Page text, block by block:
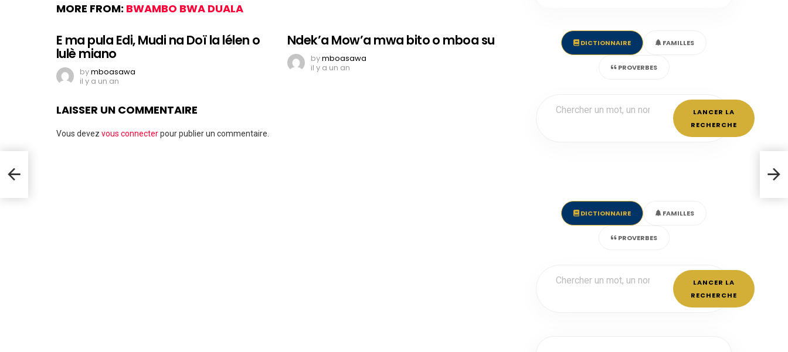
MORE FROM: BWAMBO BWA DUALA
E ma pula Edi, Mudi na Doï la lélen o
lulè miano
bymboasawa
il y a un an
Ndek’a Mow’a mwa bito o mboa su
bymboasawa
il y a un an
LAISSER UN COMMENTAIRE
Vous devez vous connecterpour publier un commentaire.
DICTIONNAIRE FAMILLES
PROVERBES
LANCER LA
RECHERCHE
DICTIONNAIRE FAMILLES
PROVERBES
LANCER LA
RECHERCHE
–